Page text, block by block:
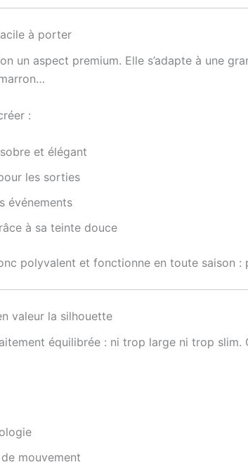
à porter
un aspect premium. Elle s’adapte à une
:
sobre et élégant
les sorties
événements
à sa teinte douce
polyvalent et fonctionne en toute saison :
valeur la silhouette
équilibrée : ni trop large ni trop
mouvement